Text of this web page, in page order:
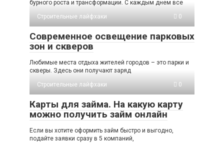
бурного роста и трансформации. С каждым днем все
Строительные лайфхаки
0
Современное освещение парковых
зон и скверов
Любимые места отдыха жителей городов – это парки и
скверы. Здесь они получают заряд
Строительные лайфхаки
0
Карты для займа. На какую карту
можно получить займ онлайн
Если вы хотите оформить займ быстро и выгодно,
подайте заявки сразу в 5 компаний,